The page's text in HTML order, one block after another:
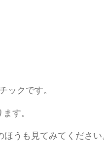
ックです。
す。
うも見てみてください